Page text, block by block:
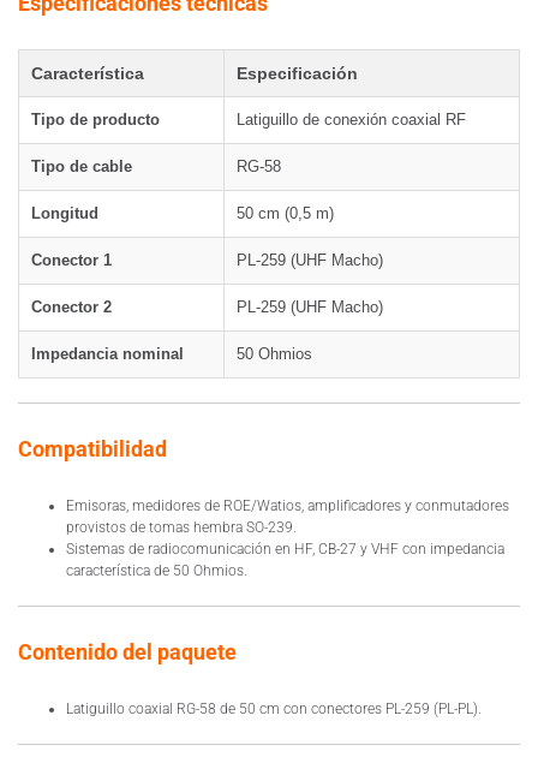
Característica Especificación
Tipo de producto Latiguillo de conexión coaxial RF
Tipo de cable RG-58
Longitud 50 cm (0,5 m)
Conector 1 PL-259 (UHF Macho)
Conector 2 PL-259 (UHF Macho)
Impedancia nominal 50 Ohmios
Compatibilidad
Emisoras, medidores de ROE/Watios, amplificadores y conmutadores
provistos de tomas hembra SO-239.
Sistemas de radiocomunicación en HF, CB-27 y VHF con impedancia
característica de 50 Ohmios.
Contenido del paquete
Latiguillo coaxial RG-58 de 50 cm con conectores PL-259 (PL-PL).